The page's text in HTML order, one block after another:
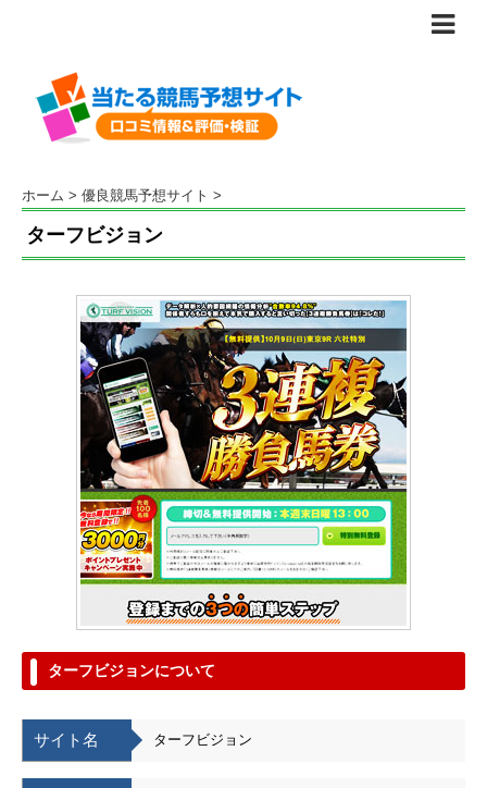
ホーム > 優良競馬予想サイト >
ターフビジョン
ターフビジョンについて
サイト名 ターフビジョン